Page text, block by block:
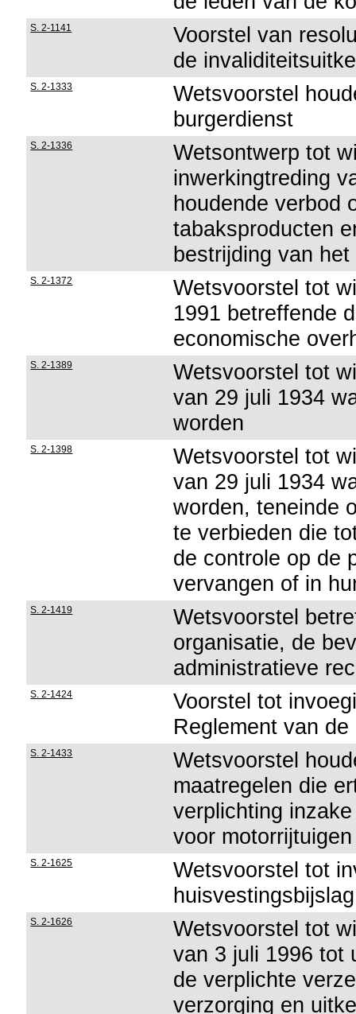
S. 2-1141
Voorstel van
de
S. 2-1333
Wetsvoorstel
burgerdienst
S. 2-1336
Wetsontwerp tot
inwerkingtreding
houdende verbod
tabaksproducten
bestrijding van
S. 2-1372
Wetsvoorstel tot
1991 betreffende
economische
S. 2-1389
Wetsvoorstel tot
van 29 juli 1934
worden
S. 2-1398
Wetsvoorstel tot
van 29 juli 1934
worden, teneinde
te verbieden die
de controle op de
vervangen of in
S. 2-1419
Wetsvoorstel
organisatie, de
administratieve
S. 2-1424
Voorstel tot
Reglement van de
S. 2-1433
Wetsvoorstel
maatregelen die
verplichting
voor motorrijtuigen
S. 2-1625
Wetsvoorstel tot
S. 2-1626
Wetsvoorstel tot
van 3 juli 1996 tot
de verplichte
verzorging en